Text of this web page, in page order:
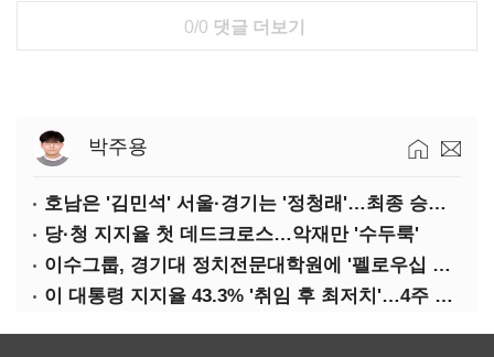
0/0 댓글 더보기
박주용
호남은 '김민석' 서울·경기는 '정청래'…최종 승자는 '안갯속'
당·청 지지율 첫 데드크로스…악재만 '수두룩'
이수그룹, 경기대 정치전문대학원에 '펠로우십 기금' 3900만원 출연
이 대통령 지지율 43.3% '취임 후 최저치'…4주 연속 '하락'